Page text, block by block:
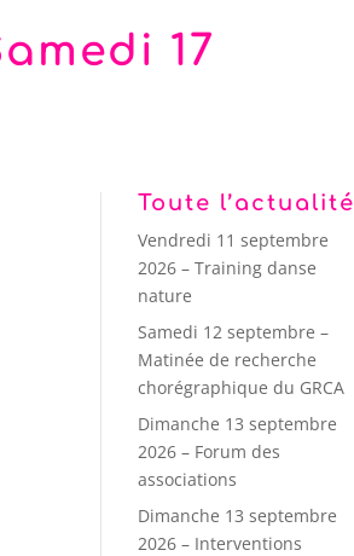
17
Toute l’actualité
Vendredi 11 septembre
2026 – Training danse
nature
Samedi 12 septembre –
Matinée de recherche
chorégraphique du GRCA
Dimanche 13 septembre
2026 – Forum des
associations
Dimanche 13 septembre
2026 – Interventions